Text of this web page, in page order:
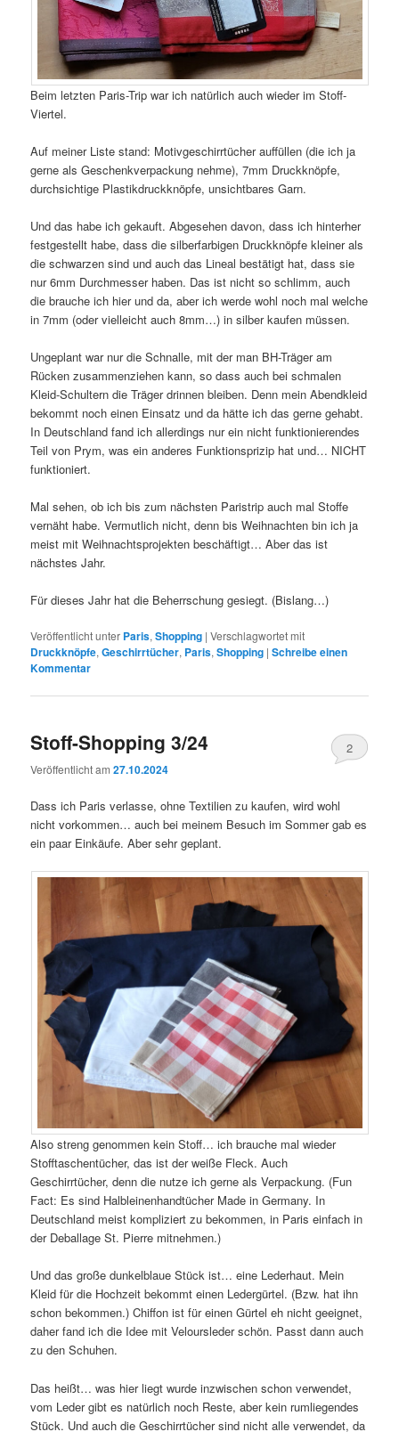
Beim letzten Paris-Trip war ich natürlich auch wieder im Stoff-
Viertel.
Auf meiner Liste stand: Motivgeschirrtücher auffüllen (die ich ja
gerne als Geschenkverpackung nehme), 7mm Druckknöpfe,
durchsichtige Plastikdruckknöpfe, unsichtbares Garn.
Und das habe ich gekauft. Abgesehen davon, dass ich hinterher
festgestellt habe, dass die silberfarbigen Druckknöpfe kleiner als
die schwarzen sind und auch das Lineal bestätigt hat, dass sie
nur 6mm Durchmesser haben. Das ist nicht so schlimm, auch
die brauche ich hier und da, aber ich werde wohl noch mal welche
in 7mm (oder vielleicht auch 8mm…) in silber kaufen müssen.
Ungeplant war nur die Schnalle, mit der man BH-Träger am
Rücken zusammenziehen kann, so dass auch bei schmalen
Kleid-Schultern die Träger drinnen bleiben. Denn mein Abendkleid
bekommt noch einen Einsatz und da hätte ich das gerne gehabt.
In Deutschland fand ich allerdings nur ein nicht funktionierendes
Teil von Prym, was ein anderes Funktionsprizip hat und… NICHT
funktioniert.
Mal sehen, ob ich bis zum nächsten Paristrip auch mal Stoffe
vernäht habe. Vermutlich nicht, denn bis Weihnachten bin ich ja
meist mit Weihnachtsprojekten beschäftigt… Aber das ist
nächstes Jahr.
Für dieses Jahr hat die Beherrschung gesiegt. (Bislang…)
Veröffentlicht unter Paris,Shopping |Verschlagwortet mit
Druckknöpfe,Geschirrtücher, Paris,Shopping |Schreibe einen
Kommentar
Stoff-Shopping 3/24
Veröffentlicht am27.10.2024
2
Dass ich Paris verlasse, ohne Textilien zu kaufen, wird wohl
nicht vorkommen… auch bei meinem Besuch im Sommer gab es
ein paar Einkäufe. Aber sehr geplant.
Also streng genommen kein Stoff… ich brauche mal wieder
Stofftaschentücher, das ist der weiße Fleck. Auch
Geschirrtücher, denn die nutze ich gerne als Verpackung. (Fun
Fact: Es sind Halbleinenhandtücher Made in Germany. In
Deutschland meist kompliziert zu bekommen, in Paris einfach in
der Deballage St. Pierre mitnehmen.)
Und das große dunkelblaue Stück ist… eine Lederhaut. Mein
Kleid für die Hochzeit bekommt einen Ledergürtel. (Bzw. hat ihn
schon bekommen.) Chiffon ist für einen Gürtel eh nicht geeignet,
daher fand ich die Idee mit Veloursleder schön. Passt dann auch
zu den Schuhen.
Das heißt… was hier liegt wurde inzwischen schon verwendet,
vom Leder gibt es natürlich noch Reste, aber kein rumliegendes
Stück. Und auch die Geschirrtücher sind nicht alle verwendet, da